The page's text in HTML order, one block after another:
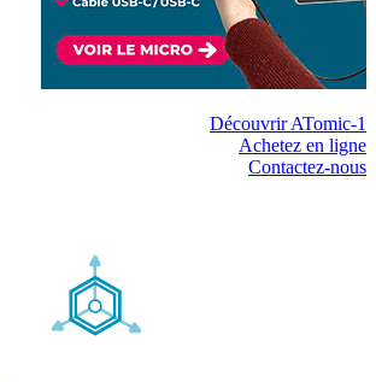
Découvrir ATomic-1
Achetez en ligne
Contactez-nous